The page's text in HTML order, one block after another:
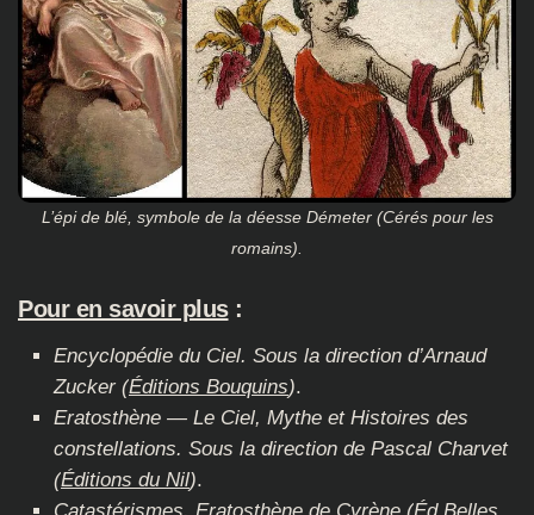
L’épi de blé, symbole de la déesse Démeter (Cérés pour les
romains).
Pour en savoir plus:
Encyclopédie du Ciel. Sous la direction d’Arnaud
Zucker (Éditions Bouquins).
Eratosthène — Le Ciel, Mythe et Histoires des
constellations. Sous la direction de Pascal Charvet
(Éditions du Nil).